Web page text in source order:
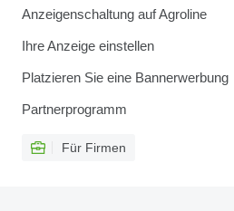
Anzeigenschaltung auf Agroline
Ihre Anzeige einstellen
Platzieren Sie eine Bannerwerbung
Partnerprogramm
Für Firmen